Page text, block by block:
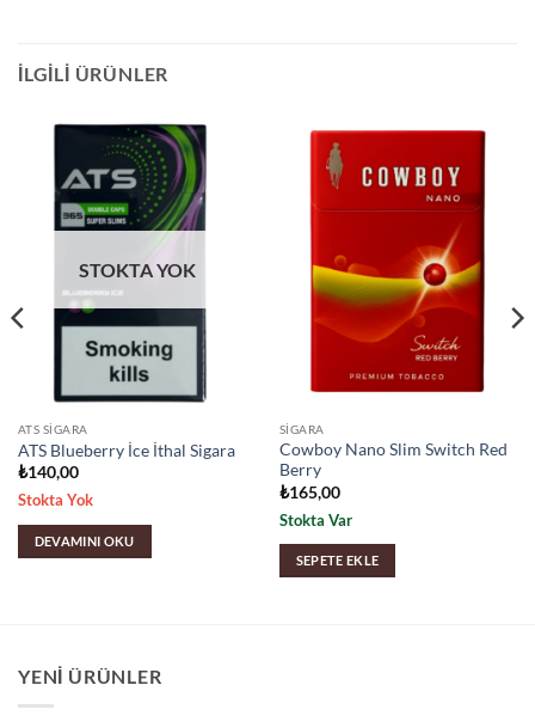
İLGILI ÜRÜNLER
STOKTA YOK
ATS SIGARA
ATS Blueberry İce İthal Sigara
₺140,00
Stokta Yok
DEVAMINI OKU
SIGARA
Cowboy Nano Slim Switch Red
Berry
₺165,00
Stokta Var
SEPETE EKLE
YENI ÜRÜNLER